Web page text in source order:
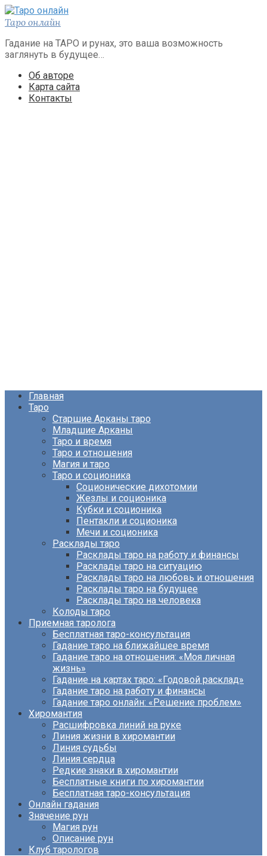
Перейти
к
Таро онлайн
Гадание на ТАРО и рунах, это ваша возможность
заглянуть в будущее…
Об авторе
Карта сайта
Контакты
Главная
Таро
Старшие Арканы таро
Младшие Арканы
Таро и время
Таро и отношения
Магия и таро
Таро и соционика
Соционические дихотомии
Жезлы и соционика
Кубки и соционика
Пентакли и соционика
Мечи и соционика
Расклады таро
Расклады таро на работу и финансы
Расклады таро на ситуацию
Расклады таро на любовь и отношения
Расклады таро на будущее
Расклады таро на человека
Колоды таро
Приемная таролога
Бесплатная таро-консультация
Гадание таро на ближайшее время
Гадание таро на отношения: «Моя личная
жизнь»
Гадание на картах таро: «Годовой расклад»
Гадание таро на работу и финансы
Гадание таро онлайн: «Решение проблем»
Хиромантия
Расшифровка линий на руке
Линия жизни в хиромантии
Линия судьбы
Линия сердца
Редкие знаки в хиромантии
Бесплатные книги по хиромантии
Бесплатная таро-консультация
Онлайн гадания
Значение рун
Магия рун
Описание рун
Клуб тарологов